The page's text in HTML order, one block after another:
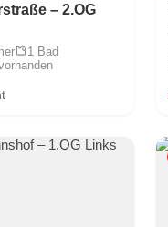
– 2.OG
1 Bad